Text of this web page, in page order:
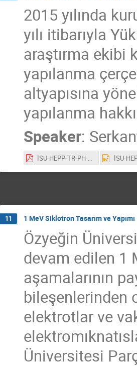
2015 yılında
yılı itibarıyla
araştırma ekibi
yapılanma
altyapısına
yapılanma
Speaker:
İSU-HEPP-TR-PH-PA-2021.pdf
11 1 MeV Siklotron Tasarım ve Yapımı
Özyeğin
devam edilen 1
aşamalarının
bileşenlerinden
elektrotlar ve
Üniversitesi